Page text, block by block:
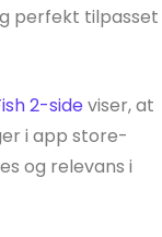
perfekt tilpasset
2-sideviser, at
i app store-
og relevans i